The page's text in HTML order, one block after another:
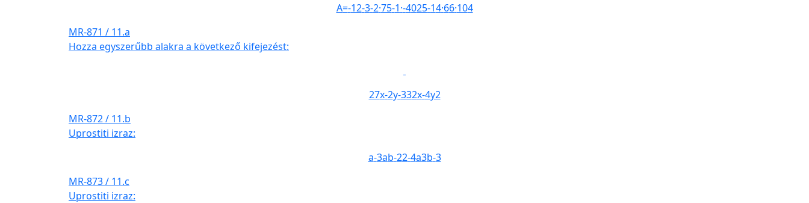
A=-12-3-2·75-1·-4025-14·66·104
MR-871 / 11.a
Hozza egyszerűbb alakra a következő kifejezést:
27x-2y-332x-4y2
MR-872 / 11.b
Uprostiti izraz:
a-3ab-22-4a3b-3
MR-873 / 11.c
Uprostiti izraz: